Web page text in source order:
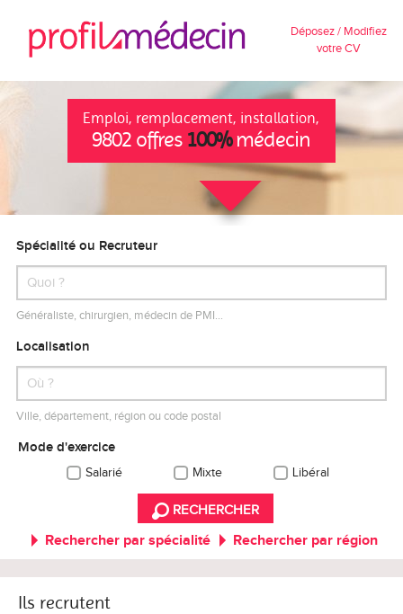
Déposez / Modifiez
votre CV
Emploi, remplacement, installation,
9802 offres 100%médecin
Spécialité ou Recruteur
Généraliste, chirurgien, médecin de PMI…
Localisation
Ville, département, région ou code postal
Mode d'exercice
Salarié Mixte Libéral
RECHERCHER
Rechercher par spécialité Rechercher par région
Ils recrutent